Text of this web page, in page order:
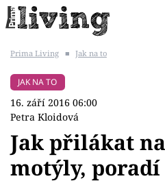
BYDLENÍ SLAVNÝCH
Témata
Prima Living ■ Jak na to
JAK NA TO
16. září 2016 06:00
Petra Kloidová
Jak přilákat
motýly, poradí